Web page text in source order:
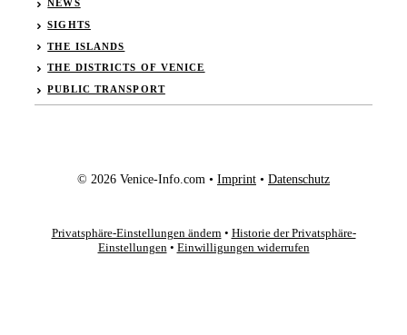
NEWS
SIGHTS
THE ISLANDS
THE DISTRICTS OF VENICE
PUBLIC TRANSPORT
© 2026 Venice-Info.com • Imprint • Datenschutz
Privatsphäre-Einstellungen ändern • Historie der Privatsphäre-
Einstellungen • Einwilligungen widerrufen